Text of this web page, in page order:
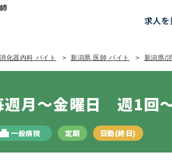
求人を
消化器内科 バイト 新潟県 医師 バイト 新潟県/
週月～金曜日 週1
一般病院 定期 日勤(終日)